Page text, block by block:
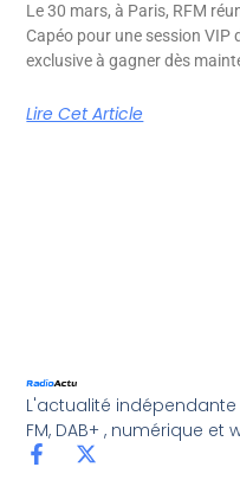
Le 30 mars, à Paris, RFM
Capéo pour une session VIP
exclusive à gagner dès
Lire Cet Article
L'actualité
FM, DAB+ , numérique et